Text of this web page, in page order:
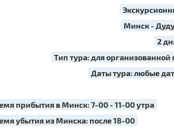
Минск -
2
Тип тура: для
Даты тура: любые
прибытия в Минск: 7-00 - 11-00 утра
убытия из Минска: после 18-00